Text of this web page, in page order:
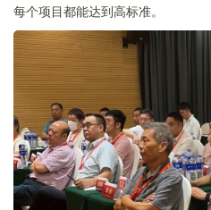
每个项目都能达到高标准。